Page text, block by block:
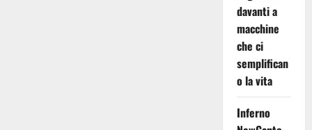
davanti a
macchine
che ci
semplifican
o la vita
Inferno